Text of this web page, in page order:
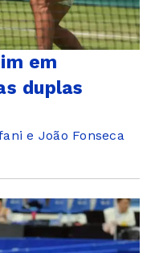
em
duplas
e João Fonseca